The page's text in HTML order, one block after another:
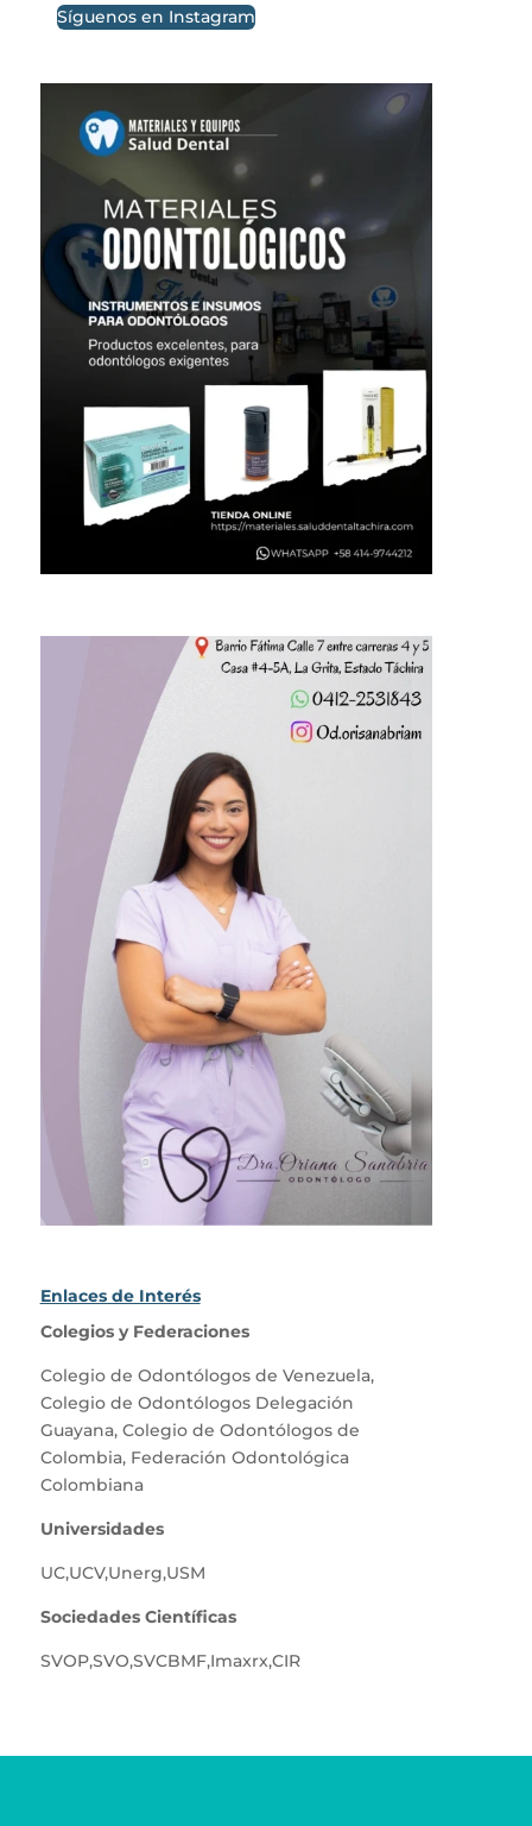
Síguenos en Instagram
Enlaces de Interés
Colegios y Federaciones
Colegio de Odontólogos de Venezuela,
Colegio de Odontólogos Delegación
Guayana, Colegio de Odontólogos de
Colombia, Federación Odontológica
Colombiana
Universidades
UC,UCV,Unerg,USM
Sociedades Científicas
SVOP,SVO,SVCBMF,Imaxrx,CIR